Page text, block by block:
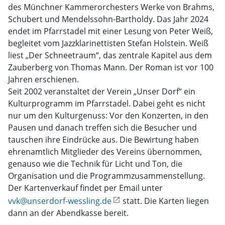
des Münchner Kammerorchesters Werke von Brahms,
Schubert und Mendelssohn-Bartholdy. Das Jahr 2024
endet im Pfarrstadel mit einer Lesung von Peter Weiß,
begleitet vom Jazzklarinettisten Stefan Holstein. Weiß
liest „Der Schneetraum“, das zentrale Kapitel aus dem
Zauberberg von Thomas Mann. Der Roman ist vor 100
Jahren erschienen.
Seit 2002 veranstaltet der Verein „Unser Dorf“ ein
Kulturprogramm im Pfarrstadel. Dabei geht es nicht
nur um den Kulturgenuss: Vor den Konzerten, in den
Pausen und danach treffen sich die Besucher und
tauschen ihre Eindrücke aus. Die Bewirtung haben
ehrenamtlich Mitglieder des Vereins übernommen,
genauso wie die Technik für Licht und Ton, die
Organisation und die Programmzusammenstellung.
Der Kartenverkauf findet per Email unter
vvk@unserdorf-wessling.de
statt. Die Karten liegen
dann an der Abendkasse bereit.